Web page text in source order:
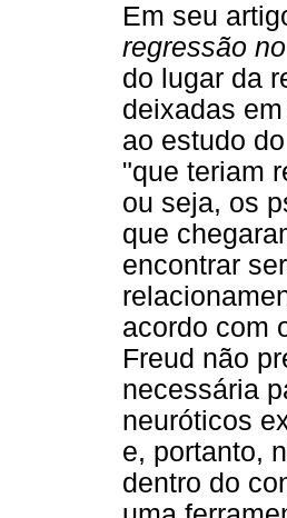
Em seu
regressão
do lugar da
deixadas
ao estudo
"que teriam
ou seja, os
que
encontrar
acordo com
Freud não
necessária
neuróticos
e, portanto,
dentro do